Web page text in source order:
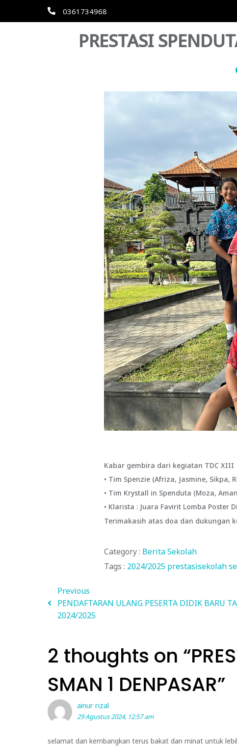
0361734968
PRESTASI
Kabar gembira dari kegiatan TDC XIII
• Tim Spenzie (Afriza, Jasmine, Sikpa,
• Tim Krystall in Spenduta (Moza,
• Klarista : Juara Favirit Lomba Poster
Terimakasih atas doa dan dukungan
Category : Berita Sekolah
Tags : 2024/2025 prestasisekolah
Previous
PENDAFTARAN ULANG PESERTA DIDIK BARU
2024/2025
2 thoughts on “
SMAN 1 DENPASAR”
ainur rizal
29 Agustus 2024, 12:57 am
selamat dan kembangkan terus bakat dan minat untuk